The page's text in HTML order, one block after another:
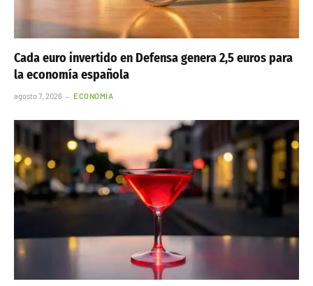
Cada euro invertido en Defensa genera 2,5 euros para
la economía española
agosto 7, 2026 ECONOMÍA